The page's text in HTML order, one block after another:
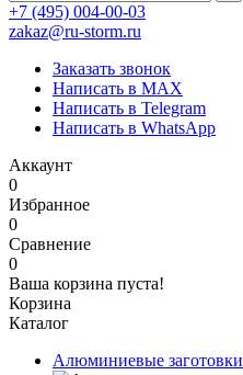
+7 (495) 004-00-03
zakaz@ru-storm.ru
Заказать звонок
Написать в MAX
Написать в Telegram
Написать в WhatsApp
Аккаунт
0
Избранное
0
Сравнение
0
Ваша корзина пуста!
Корзина
Каталог
Алюминиевые заготовки